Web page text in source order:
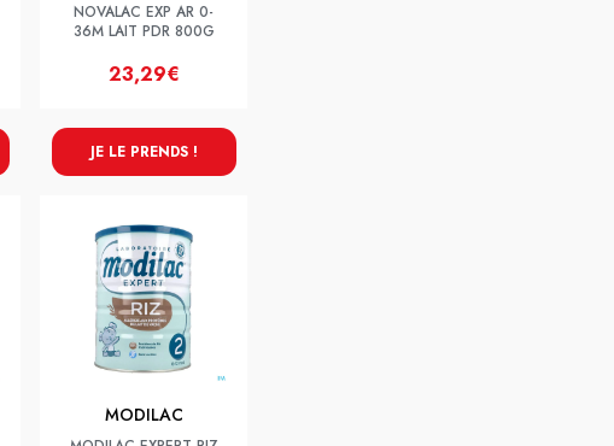
NOVALAC EXP AR 0-
36M LAIT PDR 800G
23,29€
JE LE PRENDS !
MODILAC